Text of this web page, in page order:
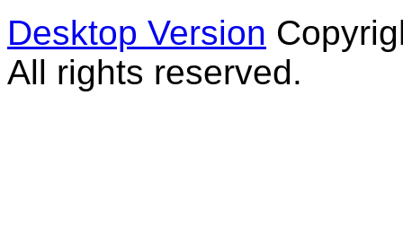
Desktop Version
All rights reserved.